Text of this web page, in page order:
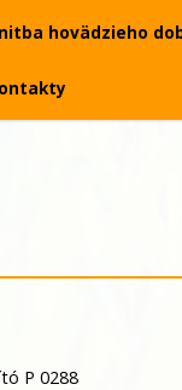
hovädzieho
P 0288